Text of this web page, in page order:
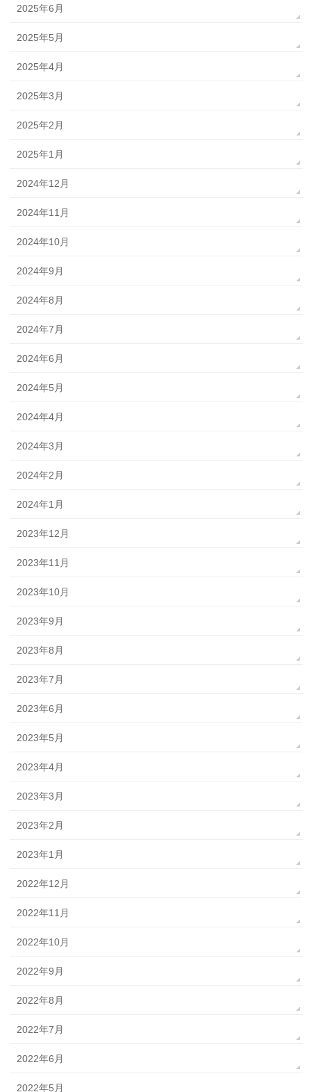
2025年6月
2025年5月
2025年4月
2025年3月
2025年2月
2025年1月
2024年12月
2024年11月
2024年10月
2024年9月
2024年8月
2024年7月
2024年6月
2024年5月
2024年4月
2024年3月
2024年2月
2024年1月
2023年12月
2023年11月
2023年10月
2023年9月
2023年8月
2023年7月
2023年6月
2023年5月
2023年4月
2023年3月
2023年2月
2023年1月
2022年12月
2022年11月
2022年10月
2022年9月
2022年8月
2022年7月
2022年6月
2022年5月